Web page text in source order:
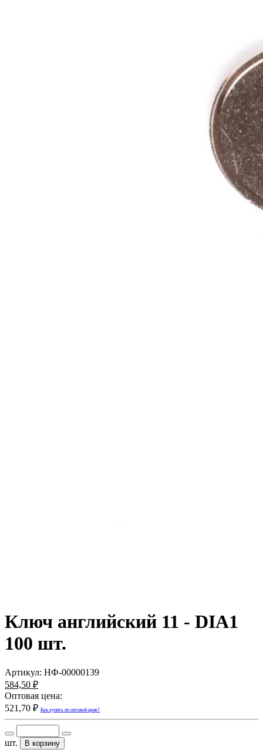
Ключ английский 11 - DIA1
100 шт.
Артикул: НФ-00000139
584,50 ₽
Оптовая цена:
521,70 ₽ Как купить по оптовой цене?
шт. В корзину